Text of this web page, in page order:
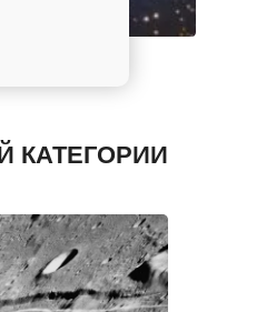
КАТЕГОРИИ